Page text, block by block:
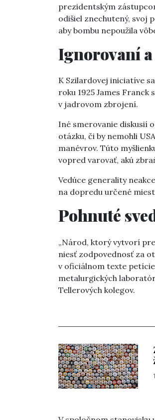
prezidentským
odišiel znechutený, svoj
aby bombu nepoužila
Ignorovaní
K Szilardovej iniciatíve
roku 1925 James Franck
v jadrovom zbrojení.
Iné smerovanie diskusií
otázku, či by nemohli
manévrov. Túto
vopred varovať, akú
Vedúce generality
na dopredu určené
Pohnuté
„Národ, ktorý vytvorí
niesť zodpovednosť za
v oficiálnom texte
metalurgických
Tellerových kolegov.